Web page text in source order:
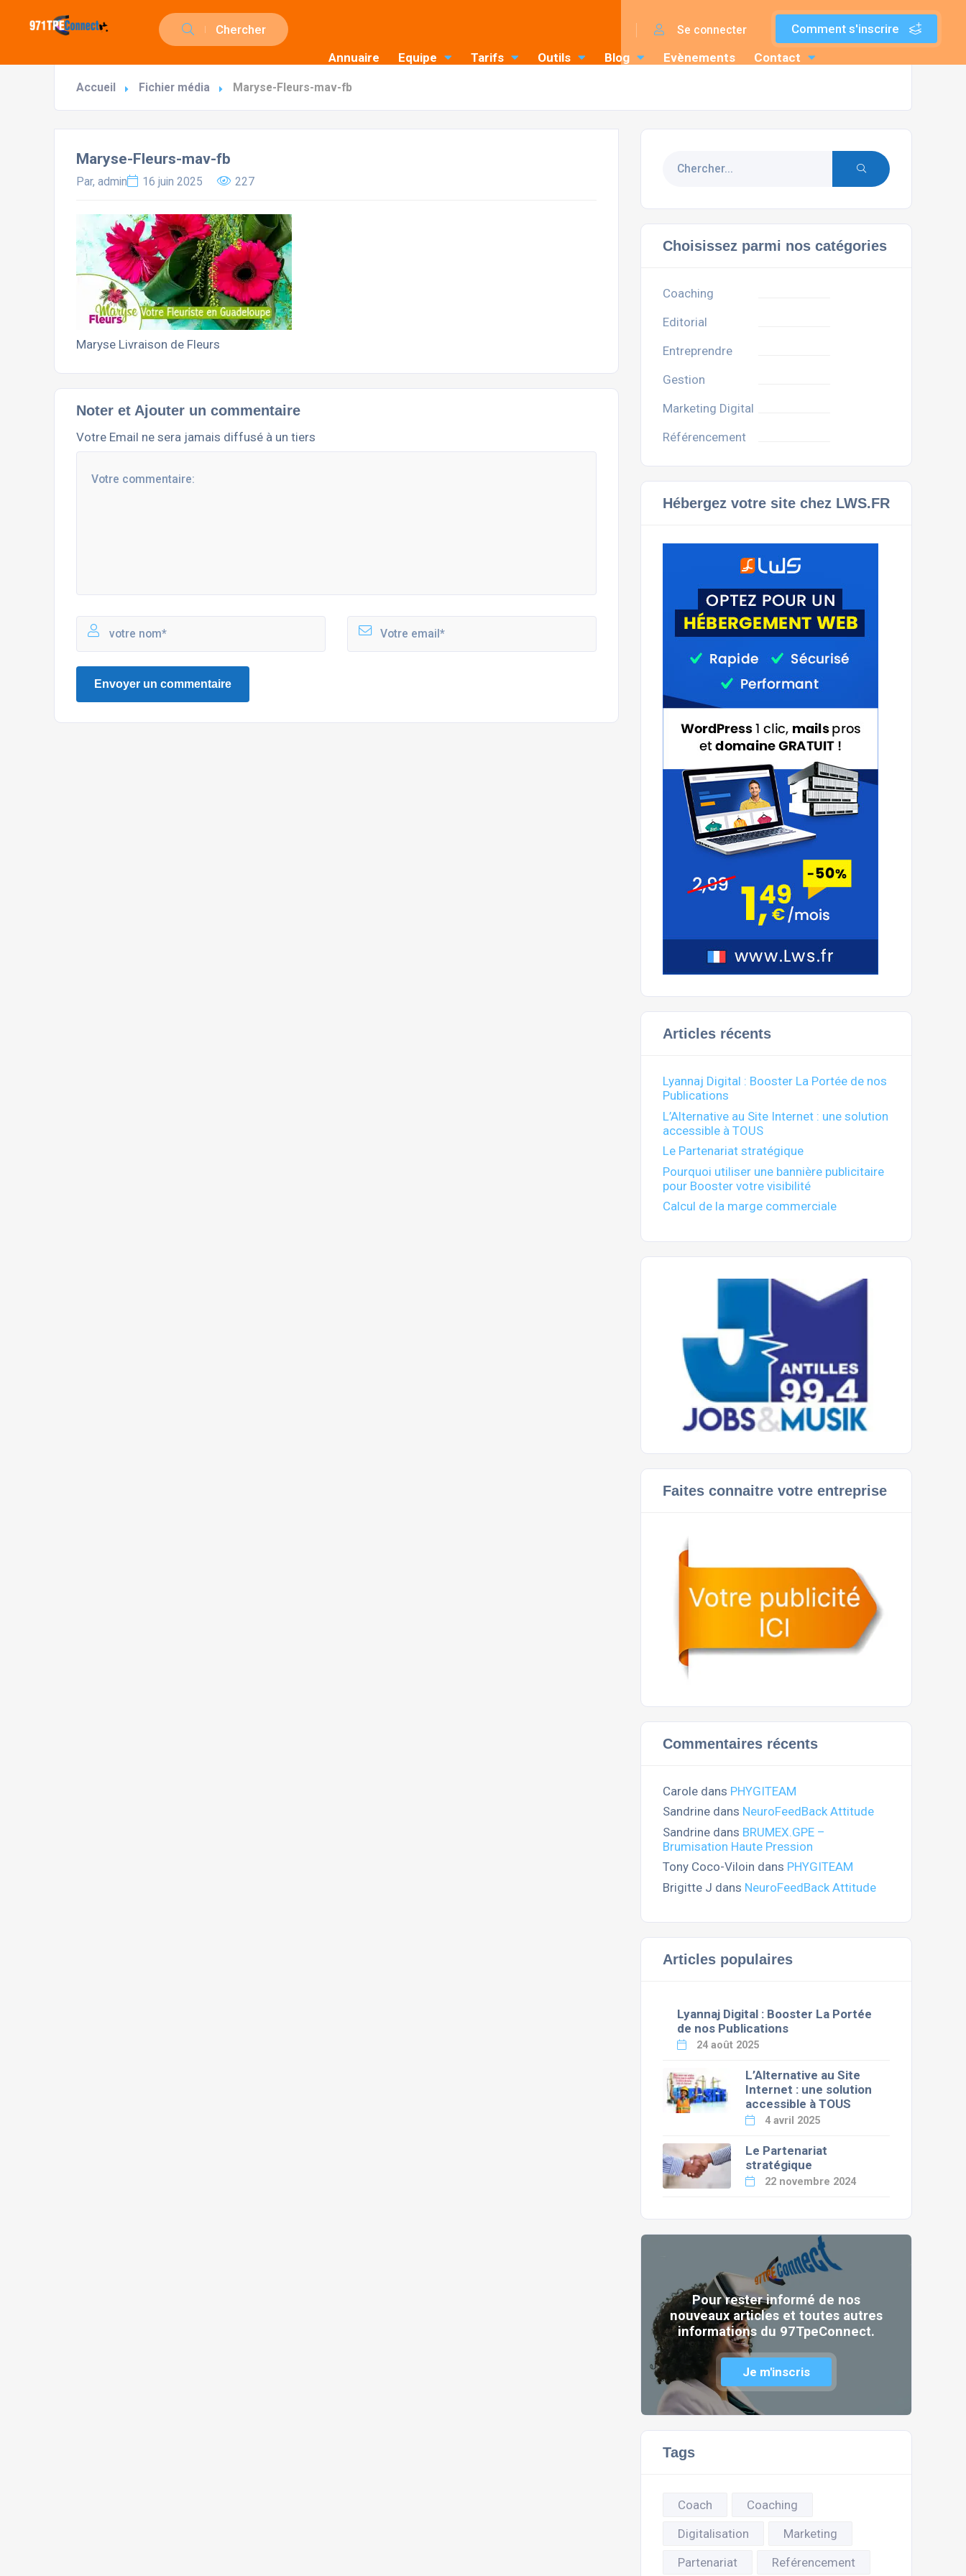
Chercher Comment s'inscrire
Se connecter
Annuaire Equipe Tarifs Outils Blog Evènements Contact
Accueil Fichier média Maryse-Fleurs-mav-fb
Maryse-Fleurs-mav-fb
Par, admin 16 juin 2025 227
Maryse Livraison de Fleurs
Noter et Ajouter un commentaire
Votre Email ne sera jamais diffusé à un tiers
Choisissez parmi nos catégories
Coaching
Editorial
Entreprendre
Gestion
Marketing Digital
Référencement
Hébergez votre site chez LWS.FR
Articles récents
Lyannaj Digital : Booster La Portée de nos
Publications
L’Alternative au Site Internet : une solution
accessible à TOUS
Le Partenariat stratégique
Pourquoi utiliser une bannière publicitaire
pour Booster votre visibilité
Calcul de la marge commerciale
Faites connaitre votre entreprise
Commentaires récents
Carole dans PHYGITEAM
Sandrine dans NeuroFeedBack Attitude
Sandrine dans BRUMEX.GPE –
Brumisation Haute Pression
Tony Coco-Viloin dans PHYGITEAM
Brigitte J dans NeuroFeedBack Attitude
Articles populaires
Lyannaj Digital : Booster La Portée
de nos Publications
24 août 2025
L’Alternative au Site
Internet : une solution
accessible à TOUS
4 avril 2025
Le Partenariat
stratégique
22 novembre 2024
Pour rester informé de nos
nouveaux articles et toutes autres
informations du 97TpeConnect.
Je m'inscris
Tags
Coach
Coaching
Digitalisation
Marketing
Partenariat
Reférencement